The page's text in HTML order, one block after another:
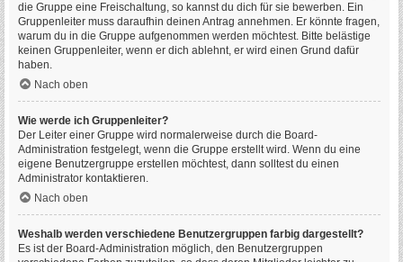
die Gruppe eine Freischaltung, so kannst du dich für sie bewerben. Ein
Gruppenleiter muss daraufhin deinen Antrag annehmen. Er könnte fragen,
warum du in die Gruppe aufgenommen werden möchtest. Bitte belästige
keinen Gruppenleiter, wenn er dich ablehnt, er wird einen Grund dafür
haben.
Nach oben
Wie werde ich Gruppenleiter?
Der Leiter einer Gruppe wird normalerweise durch die Board-
Administration festgelegt, wenn die Gruppe erstellt wird. Wenn du eine
eigene Benutzergruppe erstellen möchtest, dann solltest du einen
Administrator kontaktieren.
Nach oben
Weshalb werden verschiedene Benutzergruppen farbig dargestellt?
Es ist der Board-Administration möglich, den Benutzergruppen